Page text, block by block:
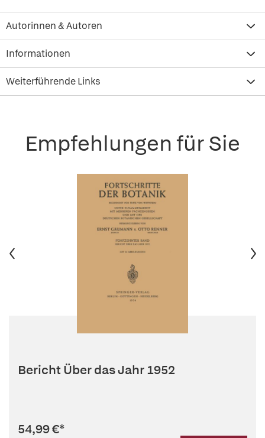
Autorinnen & Autoren
Informationen
Weiterführende Links
Empfehlungen für Sie
Bericht Über das Jahr 1952
54,99 €*